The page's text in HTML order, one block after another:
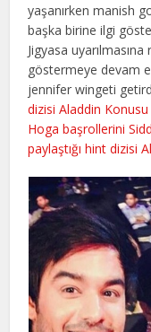
yaşanırken manish
başka birine ilgi
Jigyasa uyarılmasına
göstermeye devam
jennifer wingeti
dizisi Aladdin
Hoga başrollerini
paylaştığı hint dizisi